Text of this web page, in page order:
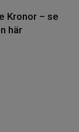
Kronor – se
här